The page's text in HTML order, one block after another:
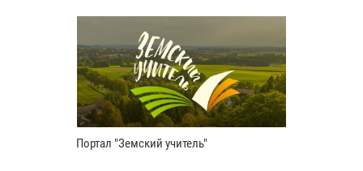
Портал "Земский учитель"